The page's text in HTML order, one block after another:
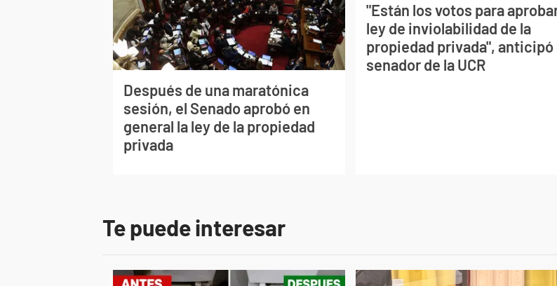
Después de una maratónica
sesión, el Senado aprobó en
general la ley de la propiedad
privada
"Están los votos para
ley de inviolabilidad de la
propiedad privada", anticipó
senador de la UCR
Te puede interesar